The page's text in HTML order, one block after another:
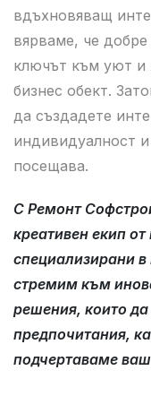
вдъхновяващ
вярваме, че
ключът към уют и
бизнес обект.
да създадете
индивидуалност
посещава.
С Ремонт
креативен екип
специализирани
стремим към
решения, които
предпочитания,
подчертаваме